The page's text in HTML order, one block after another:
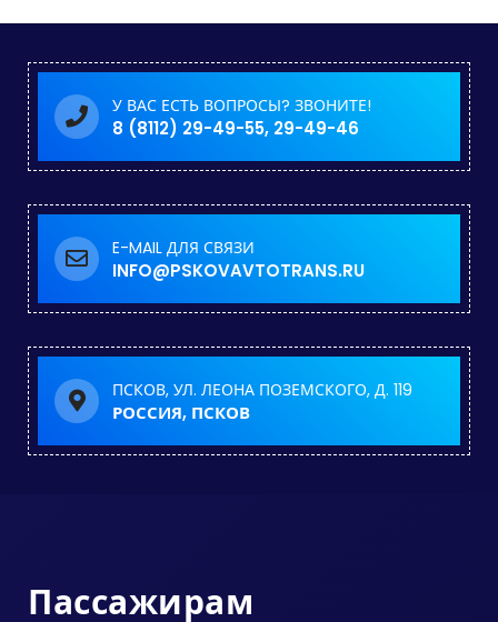
У ВАС ЕСТЬ ВОПРОСЫ? ЗВОНИТЕ!
8 (8112) 29-49-55, 29-49-46
E-MAIL ДЛЯ СВЯЗИ
INFO@PSKOVAVTOTRANS.RU
ПСКОВ, УЛ. ЛЕОНА ПОЗЕМСКОГО, Д. 119
РОССИЯ, ПСКОВ
Пассажирам